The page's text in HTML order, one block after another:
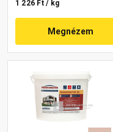
1 226 Ft / kg
Megnézem